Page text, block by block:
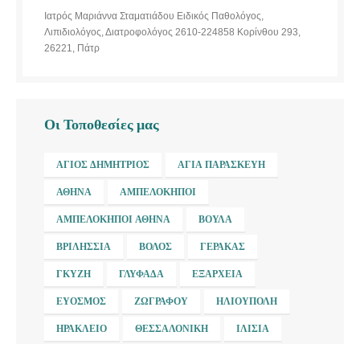
Ιατρός Μαριάννα Σταματιάδου Ειδικός Παθολόγος,
Λιπιδιολόγος, Διατροφολόγος 2610-224858 Κορίνθου 293,
26221, Πάτρ
Οι Τοποθεσίες μας
ΆΓΙΟΣ ΔΗΜΉΤΡΙΟΣ ΑΓΊΑ ΠΑΡΑΣΚΕΥΉ
ΑΘΉΝΑ ΑΜΠΕΛΌΚΗΠΟΙ
ΑΜΠΕΛΌΚΗΠΟΙ ΑΘΉΝΑ ΒΟΎΛΑ
ΒΡΙΛΉΣΣΙΑ ΒΌΛΟΣ ΓΈΡΑΚΑΣ
ΓΚΎΖΗ ΓΛΥΦΆΔΑ ΕΞΆΡΧΕΙΑ
ΕΎΟΣΜΟΣ ΖΩΓΡΆΦΟΥ ΗΛΙΟΎΠΟΛΗ
ΗΡΆΚΛΕΙΟ ΘΕΣΣΑΛΟΝΊΚΗ ΙΛΊΣΙΑ